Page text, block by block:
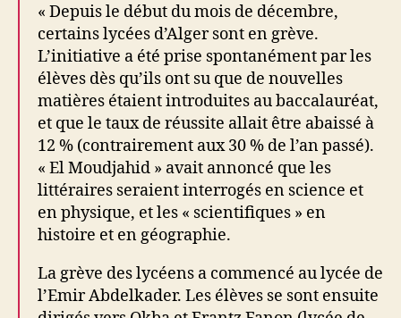
« Depuis le début du mois de décembre,
certains lycées d’Alger sont en grève.
L’initiative a été prise spontanément par les
élèves dès qu’ils ont su que de nouvelles
matières étaient introduites au baccalauréat,
et que le taux de réussite allait être abaissé à
12 % (contrairement aux 30 % de l’an passé).
« El Moudjahid » avait annoncé que les
littéraires seraient interrogés en science et
en physique, et les « scientifiques » en
histoire et en géographie.
La grève des lycéens a commencé au lycée de
l’Emir Abdelkader. Les élèves se sont ensuite